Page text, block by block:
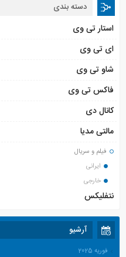
دسته بندی
استار تی وی
ای تی وی
شاو تی وی
فاکس تی وی
کانال دی
مالتی مدیا
فیلم و سریال
ایرانی
خارجی
نتفلیکس
آرشیو
فوریه 2025